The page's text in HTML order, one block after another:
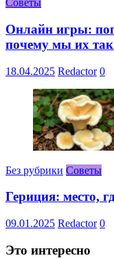
Советы
Онлайн игры:
почему мы их
18.04.2025 Redactor 0
Без рубрики Советы
Гериция: место,
09.01.2025 Redactor 0
Это интересно